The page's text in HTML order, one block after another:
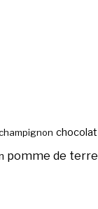
chocolat
pomme de terre